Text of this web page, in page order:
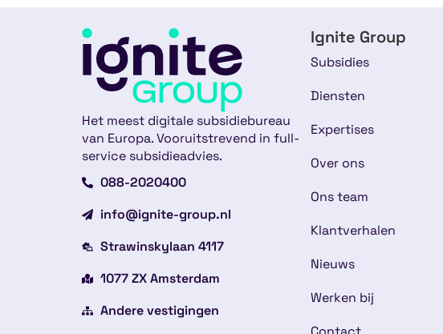
Het meest digitale subsidiebureau
van Europa. Vooruitstrevend in full-
service subsidieadvies.
088-2020400
info@ignite-group.nl
Strawinskylaan 4117
1077 ZX Amsterdam
Andere vestigingen
Ignite Group
Subsidies
Diensten
Expertises
Over ons
Ons team
Klantverhalen
Nieuws
Werken bij